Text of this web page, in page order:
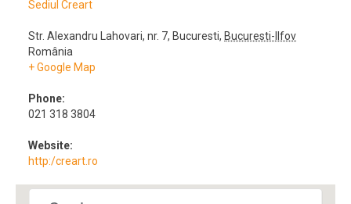
Sediul Creart
Str. Alexandru Lahovari, nr. 7, Bucuresti, Bucuresti-Ilfov
România
+ Google Map
Phone:
021 318 3804
Website:
http:/creart.ro